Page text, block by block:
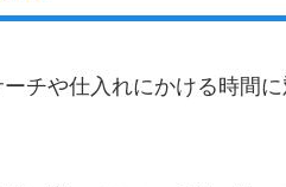
チや仕入れにかける時間